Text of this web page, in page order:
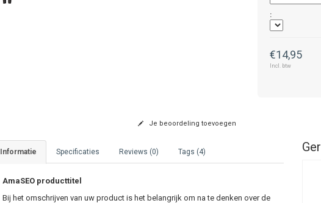
:
€14,95
Incl. btw
Je beoordeling toevoegen
Informatie Specificaties Reviews (0) Tags (4)
AmaSEO producttitel
Bij het omschrijven van uw product is het belangrijk om na te denken over de